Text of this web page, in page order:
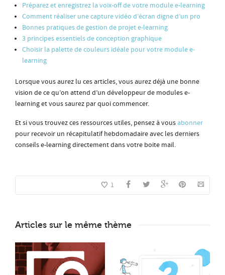
Préparez et enregistrez la voix-off de votre module e-learning
Comment réaliser une capture vidéo d’écran digne d’un pro
Bonnes pratiques de gestion de projet e-learning
3 principes essentiels de conception graphique
Choisir la palette de couleurs idéale pour votre module e-
learning
Lorsque vous aurez lu ces articles, vous aurez déjà une bonne
vision de ce qu’on attend d’un développeur de modules e-
learning et vous saurez par quoi commencer.
Et si vous trouvez ces ressources utiles, pensez à vous abonner
pour recevoir un récapitulatif hebdomadaire avec les derniers
conseils e-learning directement dans votre boite mail.
1
Articles sur le même thème